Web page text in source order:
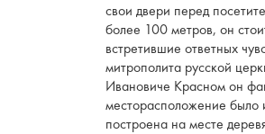
свои двери перед
более 100 метров, он
встретившие ответных
митрополита русской
Ивановиче Красном он
месторасположение было
построена на месте